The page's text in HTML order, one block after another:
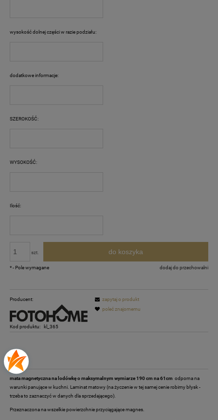
wysokość dolnej części w razie podziału:
dodatkowe informacje:
SZEROKOŚĆ:
WYSOKOŚĆ:
Ilość:
szt. do koszyka
dodaj do przechowalni
*- Pole wymagane
Producent:
Kod produktu: kl_365
zapytaj o produkt
poleć znajomemu
Opis
mata magnetyczna na lodówkę o maksymalnym wymiarze 190 cm na 61cm odporna na
warunki panujące w kuchni. Laminat matowy (na życzenie w tej samej cenie robimy błysk -
trzeba to zaznaczyć w danych dla sprzedającego).
Przeznaczona na wszelkie powierzchnie przyciągające magnes.